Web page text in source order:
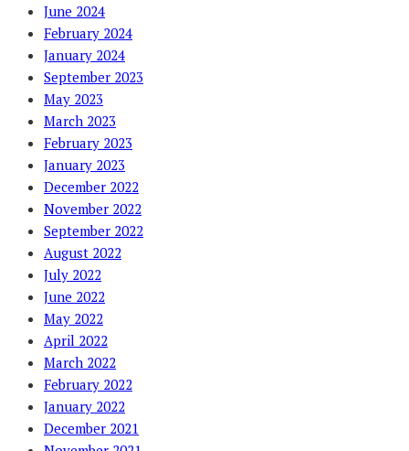
June 2024
February 2024
January 2024
September 2023
May 2023
March 2023
February 2023
January 2023
December 2022
November 2022
September 2022
August 2022
July 2022
June 2022
May 2022
April 2022
March 2022
February 2022
January 2022
December 2021